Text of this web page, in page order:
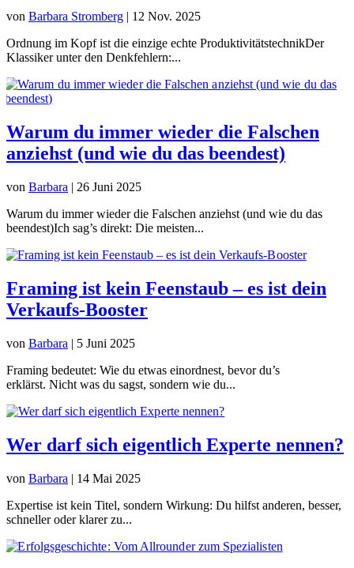
von Barbara Stromberg | 12 Nov. 2025
Ordnung im Kopf ist die einzige echte ProduktivitätstechnikDer
Klassiker unter den Denkfehlern:...
Warum du immer wieder die Falschen
anziehst (und wie du das beendest)
von Barbara | 26 Juni 2025
Warum du immer wieder die Falschen anziehst (und wie du das
beendest)Ich sag’s direkt: Die meisten...
Framing ist kein Feenstaub – es ist dein
Verkaufs-Booster
von Barbara | 5 Juni 2025
Framing bedeutet: Wie du etwas einordnest, bevor du’s
erklärst. Nicht was du sagst, sondern wie du...
Wer darf sich eigentlich Experte nennen?
von Barbara | 14 Mai 2025
Expertise ist kein Titel, sondern Wirkung: Du hilfst anderen, besser,
schneller oder klarer zu...